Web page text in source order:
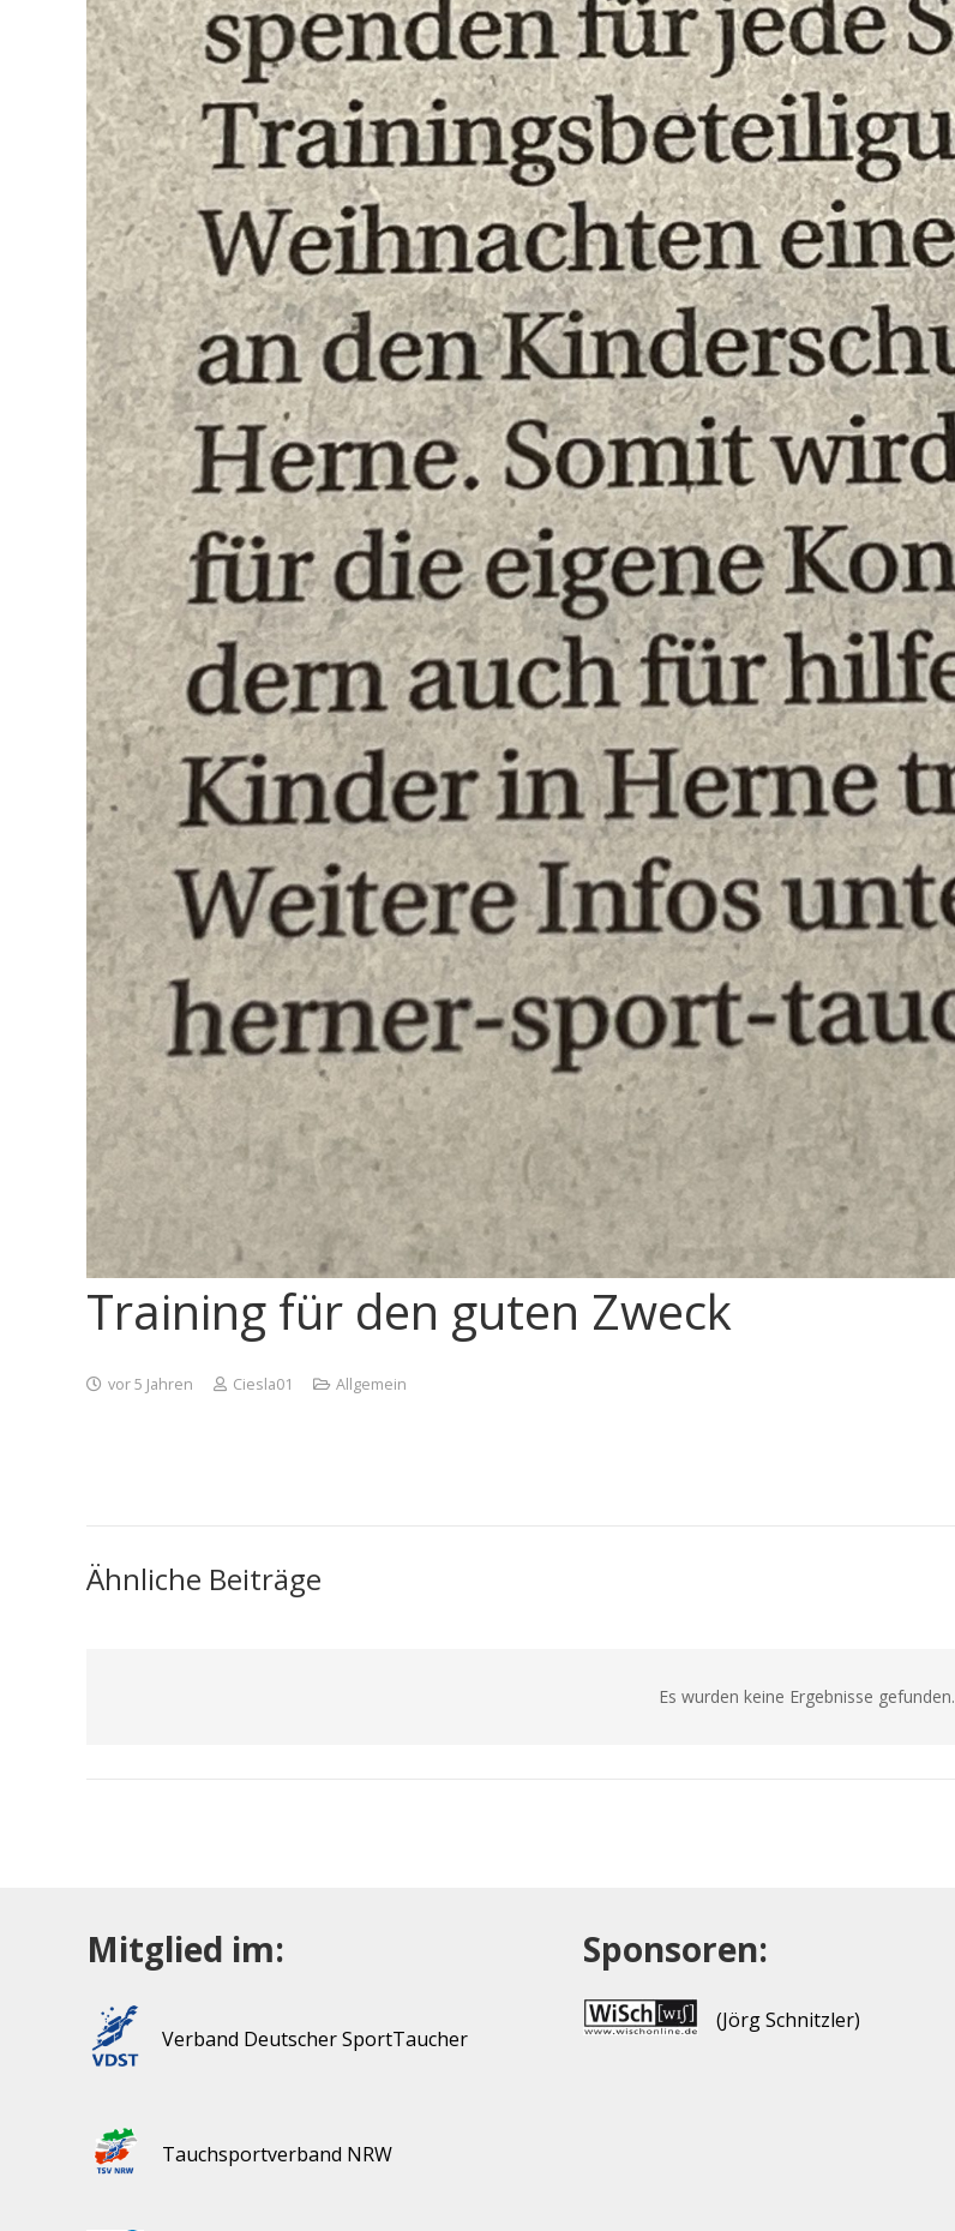
Training für den guten Zweck
vor 5 Jahren Ciesla01 Allgemein
Ähnliche Beiträge
Es wurden keine Ergebnisse gefunden.
Mitglied im:
Verband Deutscher SportTaucher
Tauchsportverband NRW
Sponsoren:
(Jörg Schnitzler)